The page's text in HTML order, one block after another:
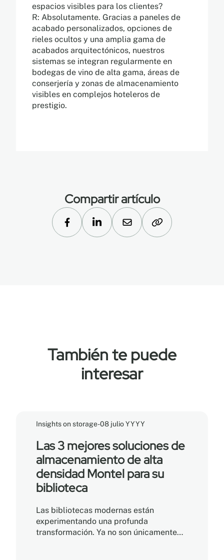
espacios visibles para los clientes?
R: Absolutamente. Gracias a paneles de
acabado personalizados, opciones de
rieles ocultos y una amplia gama de
acabados arquitectónicos, nuestros
sistemas se integran regularmente en
bodegas de vino de alta gama, áreas de
conserjería y zonas de almacenamiento
visibles en complejos hoteleros de
prestigio.
Compartir artículo
También te puede
interesar
Insights on storage-08 julio YYYY
Las 3 mejores soluciones de
almacenamiento de alta
densidad Montel para su
biblioteca
Las bibliotecas modernas están
experimentando una profunda
transformación. Ya no son únicamente